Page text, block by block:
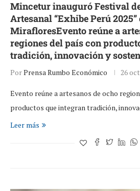
Mincetur inauguró Festival
Artesanal “Exhibe Perú 2025”
MirafloresEvento reúne a
regiones del país con
tradición, innovación y
PorPrensa Rumbo Económico 26
Evento reúne a artesanos de ocho
productos que integran tradición,
Leer más